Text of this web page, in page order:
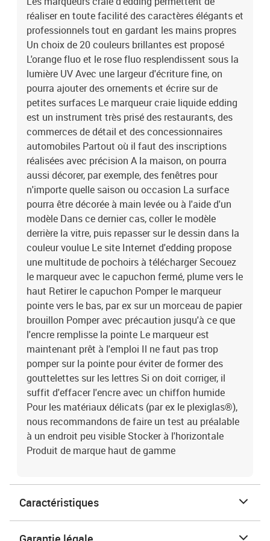
réaliser en toute facilité des caractères élégants et
professionnels tout en gardant les mains propres
Un choix de 20 couleurs brillantes est proposé
L'orange fluo et le rose fluo resplendissent sous la
lumière UV Avec une largeur d'écriture fine, on
pourra ajouter des ornements et écrire sur de
petites surfaces Le marqueur craie liquide edding
est un instrument très prisé des restaurants, des
commerces de détail et des concessionnaires
automobiles Partout où il faut des inscriptions
réalisées avec précision A la maison, on pourra
aussi décorer, par exemple, des fenêtres pour
n'importe quelle saison ou occasion La surface
pourra être décorée à main levée ou à l'aide d'un
modèle Dans ce dernier cas, coller le modèle
derrière la vitre, puis repasser sur le dessin dans la
couleur voulue Le site Internet d'edding propose
une multitude de pochoirs à télécharger Secouez
le marqueur avec le capuchon fermé, plume vers le
haut Retirer le capuchon Pomper le marqueur
pointe vers le bas, par ex sur un morceau de papier
brouillon Pomper avec précaution jusqu'à ce que
l'encre remplisse la pointe Le marqueur est
maintenant prêt à l'emploi Il ne faut pas trop
pomper sur la pointe pour éviter de former des
gouttelettes sur les lettres Si on doit corriger, il
suffit d'effacer l'encre avec un chiffon humide
Pour les matériaux délicats (par ex le plexiglas®),
nous recommandons de faire un test au préalable
à un endroit peu visible Stocker à l'horizontale
Produit de marque haut de gamme
Caractéristiques